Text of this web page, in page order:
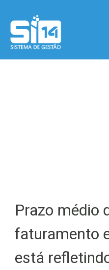
Prazo médio
faturamento
está